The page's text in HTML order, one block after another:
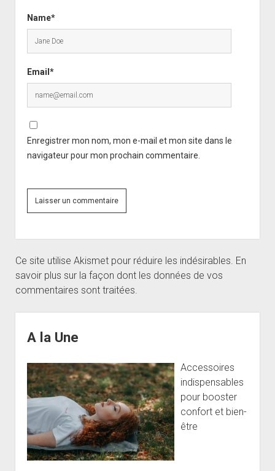
Name*
Email*
Enregistrer mon nom, mon e-mail et mon site dans le
navigateur pour mon prochain commentaire.
Ce site utilise Akismet pour réduire les indésirables. En
savoir plus sur la façon dont les données de vos
commentaires sont traitées.
A la Une
Accessoires
indispensables
pour booster
confort et bien-
être